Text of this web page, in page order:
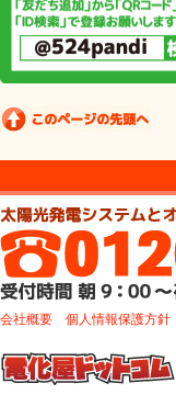
会社概要 個人情報保護方針